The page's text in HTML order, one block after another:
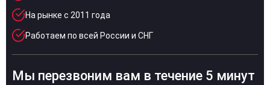
На рынке с 2011 года
Работаем по всей России и СНГ
Мы перезвоним вам в течение 5 минут